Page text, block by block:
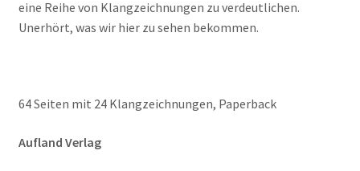
eine Reihe von Klangzeichnungen zu verdeutlichen.
Unerhört, was wir hier zu sehen bekommen.
64 Seiten mit 24 Klangzeichnungen, Paperback
Aufland Verlag